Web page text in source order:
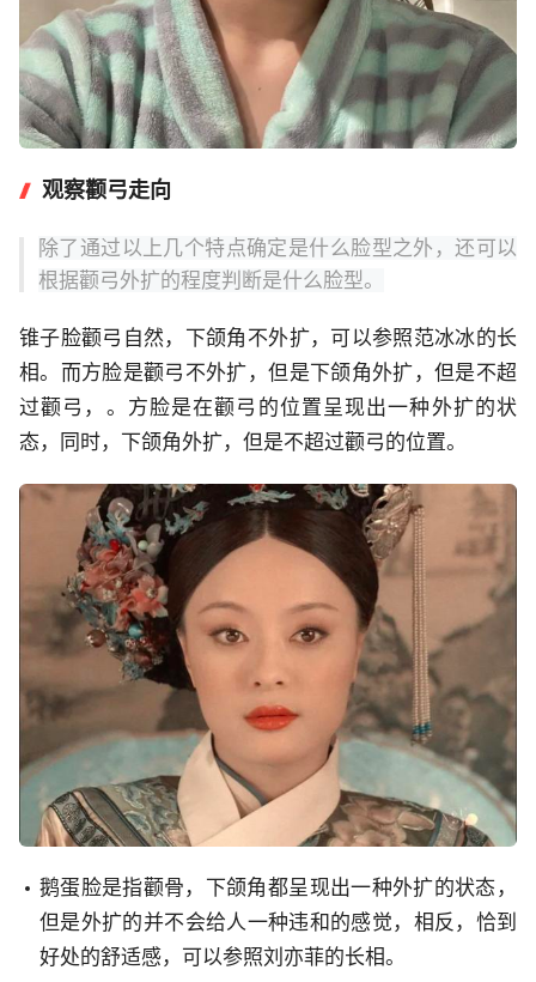
观察颧弓走向
除了通过以上几个特点确定是什么脸型之外，还可以
根据颧弓外扩的程度判断是什么脸型。
锥子脸颧弓自然，下颌角不外扩，可以参照范冰冰的长
相。而方脸是颧弓不外扩，但是下颌角外扩，但是不超
过颧弓，。方脸是在颧弓的位置呈现出一种外扩的状
态，同时，下颌角外扩，但是不超过颧弓的位置。
鹅蛋脸是指颧骨，下颌角都呈现出一种外扩的状态，
但是外扩的并不会给人一种违和的感觉，相反，恰到
好处的舒适感，可以参照刘亦菲的长相。